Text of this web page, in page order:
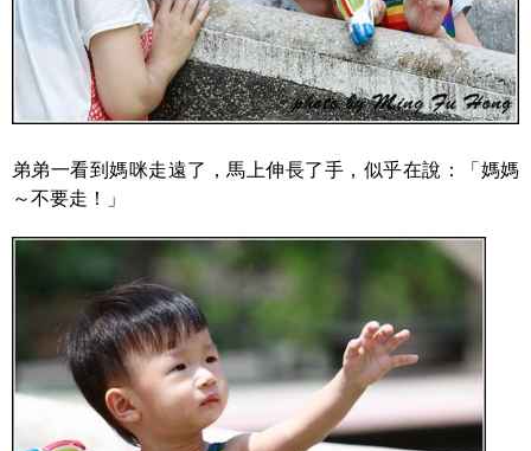
弟弟一看到媽咪走遠了，馬上伸長了手，似乎在說：「媽媽
～不要走！」